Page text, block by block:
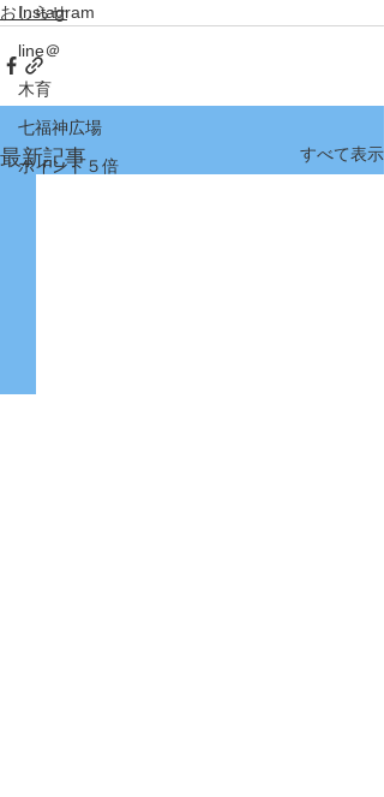
Instagram
line＠
木育
七福神広場
ポイント５倍
おしらせ
最新記事 すべて表示